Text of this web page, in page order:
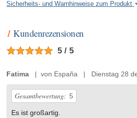
Sicherheits- und Warnhinweise zum Produkt
1 Kundenrezensionen
5 / 5
Fatima | von España | Dienstag 28 de
Gesamtbewertung: 5
Es ist großartig.